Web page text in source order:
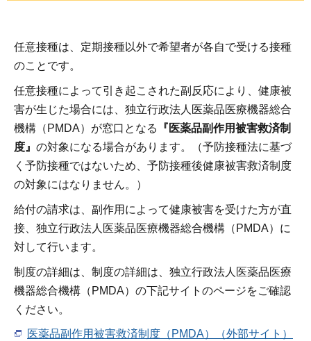
任意接種は、定期接種以外で希望者が各自で受ける接種
のことです。
任意接種によって引き起こされた副反応により、健康被
害が生じた場合には、独立行政法人医薬品医療機器総合
機構（PMDA）が窓口となる
『医薬品副作用被害救済制
度』 の対象になる場合があります。（予防接種法に基づ
く予防接種ではないため、予防接種後健康被害救済制度
の対象にはなりません。）
給付の請求は、副作用によって健康被害を受けた方が直
接、独立行政法人医薬品医療機器総合機構（PMDA）に
対して行います。
制度の詳細は、制度の詳細は、独立行政法人医薬品医療
機器総合機構（PMDA）の下記サイトのページをご確認
ください。
医薬品副作用被害救済制度（PMDA）（外部サイト）